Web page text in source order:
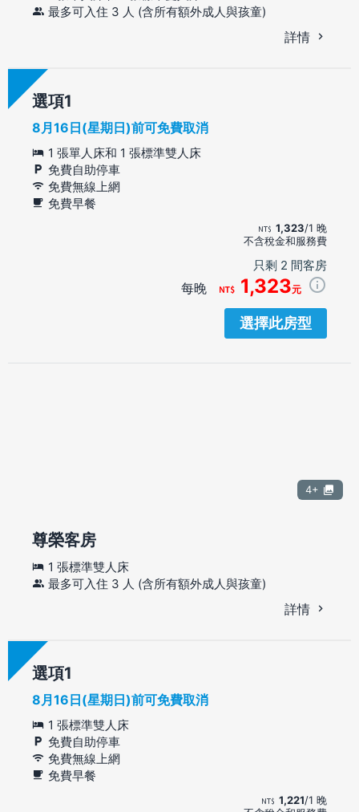
最多可入住 3 人 (含所有額外成人與孩童)
詳情
選項
8月16日(星期日)前可免費取消
1 張單人床和 1 張標準雙人床
免費自助停車
免費無線上網
免費早餐
1,323/1 晚
不含稅金和服務費
只剩 2 間客房
每晚 1,323元
選擇此房型
4+
尊榮客房
1 張標準雙人床
最多可入住 3 人 (含所有額外成人與孩童)
詳情
選項
8月16日(星期日)前可免費取消
1 張標準雙人床
免費自助停車
免費無線上網
免費早餐
1,221/1 晚